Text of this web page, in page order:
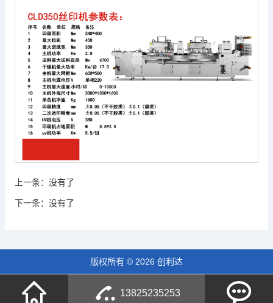
上一条： 没有了
下一条： 没有了
版权所有 © 2026 创利达
13825235253